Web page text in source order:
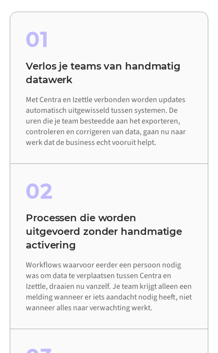
01
Verlos je teams van handmatig
datawerk
Met Centra en Izettle verbonden worden updates
automatisch uitgewisseld tussen systemen. De
uren die je team besteedde aan het exporteren,
controleren en corrigeren van data, gaan nu naar
werk dat de business echt vooruit helpt.
02
Processen die worden
uitgevoerd zonder handmatige
activering
Workflows waarvoor eerder een persoon nodig
was om data te verplaatsen tussen Centra en
Izettle, draaien nu vanzelf. Je team krijgt alleen een
melding wanneer er iets aandacht nodig heeft, niet
wanneer alles naar verwachting werkt.